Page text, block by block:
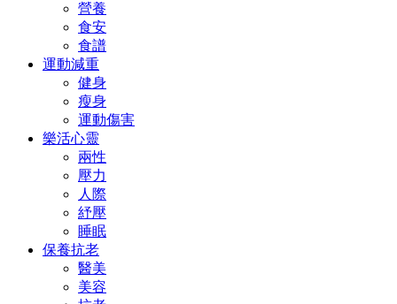
營養
食安
食譜
運動減重
健身
瘦身
運動傷害
樂活心靈
兩性
壓力
人際
紓壓
睡眠
保養抗老
醫美
美容